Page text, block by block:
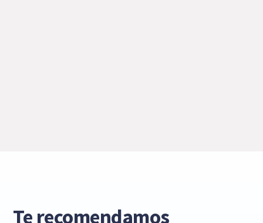
Te recomendamos